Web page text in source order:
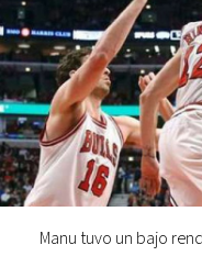
Manu tuvo un bajo